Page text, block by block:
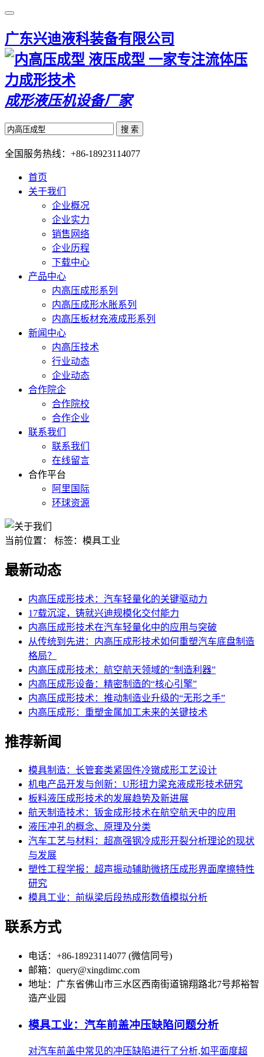
广东兴迪液科装备有限公司
一家专注流体压
力成形技术
成形液压机设备厂家
搜 索
全国服务热线： +86-18923114077
首页
关于我们
企业概况
企业实力
销售网络
企业历程
下载中心
产品中心
内高压成形系列
内高压成形水胀系列
内高压板材充液成形系列
新闻中心
内高压技术
行业动态
企业动态
合作院企
合作院校
合作企业
联系我们
联系我们
在线留言
合作平台
阿里国际
环球资源
当前位置： 标签：模具工业
最新动态
内高压成形技术：汽车轻量化的关键驱动力
17载沉淀，铸就兴迪规模化交付能力
内高压成形技术在汽车轻量化中的应用与突破
从传统到先进：内高压成形技术如何重塑汽车底盘制造
格局？
内高压成形技术：航空航天领域的“制造利器”
内高压成形设备：精密制造的“核心引擎”
内高压成形技术：推动制造业升级的“无形之手”
内高压成形：重塑金属加工未来的关键技术
推荐新闻
模具制造：长管套类紧固件冷镦成形工艺设计
机电产品开发与创新：U形扭力梁充液成形技术研究
板料液压成形技术的发展趋势及新进展
航天制造技术：钣金成形技术在航空航天中的应用
液压冲孔的概念、原理及分类
汽车工艺与材料：超高强钢冷成形开裂分析理论的现状
与发展
塑性工程学报：超声振动辅助微挤压成形界面摩擦特性
研究
模具工业：前纵梁后段热成形数值模拟分析
联系方式
电话：+86-18923114077 (微信同号)
邮箱：query@xingdimc.com
地址：广东省佛山市三水区西南街道锦翔路北7号邦裕智
造产业园
模具工业：汽车前盖冲压缺陷问题分析
对汽车前盖中常见的冲压缺陷进行了分析,如平面度超